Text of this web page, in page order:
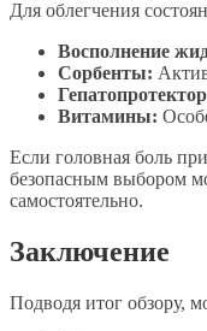
Для облегчения
Восполнение
Сорбенты:
Витамины:
Если головная боль
безопасным выбором
самостоятельно.
Заключение
Подводя итог обзору,